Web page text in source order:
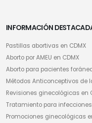
INFORMACIÓN
Pastillas abortivas en CDMX
Aborto por AMEU en CDMX
Aborto para pacientes
Métodos Anticonceptivos de
Revisiones ginecológicas en
Tratamiento para
Promociones ginecológicas